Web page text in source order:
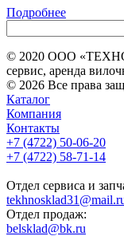
Подробнее
© 2020 ООО
сервис, аренда
© 2026 Все права
Каталог
Компания
Контакты
+7 (4722) 50-06-20
+7 (4722) 58-71-14
Отдел сервиса и
Отдел продаж:
belsklad@bk.ru